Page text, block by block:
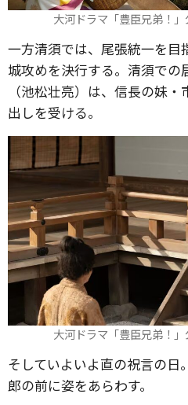
大河ドラマ「豊臣兄弟！
一方清須では、尾張統一を目
城攻めを決行する。清須で
（池松壮亮）は、信長の妹
出しを受ける。
大河ドラマ「豊臣兄弟！
そしていよいよ直の祝言の
郎の前に姿をあらわす。